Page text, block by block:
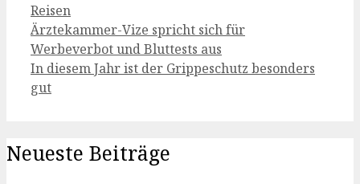
Kategorien
Reisen
Ärztekammer-Vize spricht sich für
Werbeverbot und Bluttests aus
In diesem Jahr ist der Grippeschutz besonders
gut
Neueste Beiträge